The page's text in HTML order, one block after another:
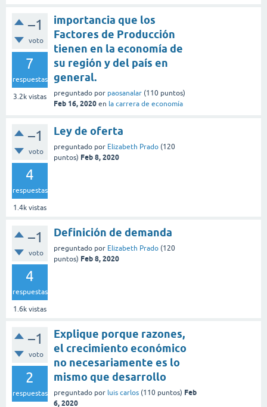
–1
voto
7
respuestas
3.2k vistas
importancia que los
Factores de Producción
tienen en la economía de
su región y del país en
general.
preguntado por paosanalar (110 puntos)
Feb 16, 2020 en la carrera de economía
–1
voto
4
respuestas
1.4k vistas
Ley de oferta
preguntado por Elizabeth Prado (120
puntos) Feb 8, 2020
–1
voto
4
respuestas
1.6k vistas
Definición de demanda
preguntado por Elizabeth Prado (120
puntos) Feb 8, 2020
–1
voto
2
respuestas
Explique porque razones,
el crecimiento económico
no necesariamente es lo
mismo que desarrollo
preguntado por luis carlos (110 puntos) Feb
6, 2020